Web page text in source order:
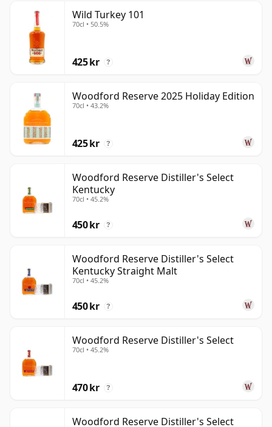
Wild Turkey 101
70cl • 50.5%
425 kr ?
Woodford Reserve 2025 Holiday Edition
70cl • 43.2%
425 kr ?
Woodford Reserve Distiller's Select
Kentucky
70cl • 45.2%
450 kr ?
Woodford Reserve Distiller's Select
Kentucky Straight Malt
70cl • 45.2%
450 kr ?
Woodford Reserve Distiller's Select
70cl • 45.2%
470 kr ?
Woodford Reserve Distiller's Select